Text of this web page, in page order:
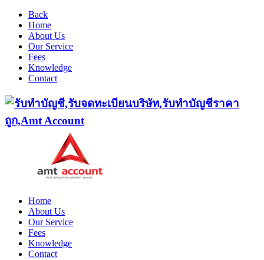
Back
Home
About Us
Our Service
Fees
Knowledge
Contact
Home
About Us
Our Service
Fees
Knowledge
Contact